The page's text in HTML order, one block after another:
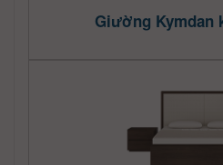
Giường Kymdan